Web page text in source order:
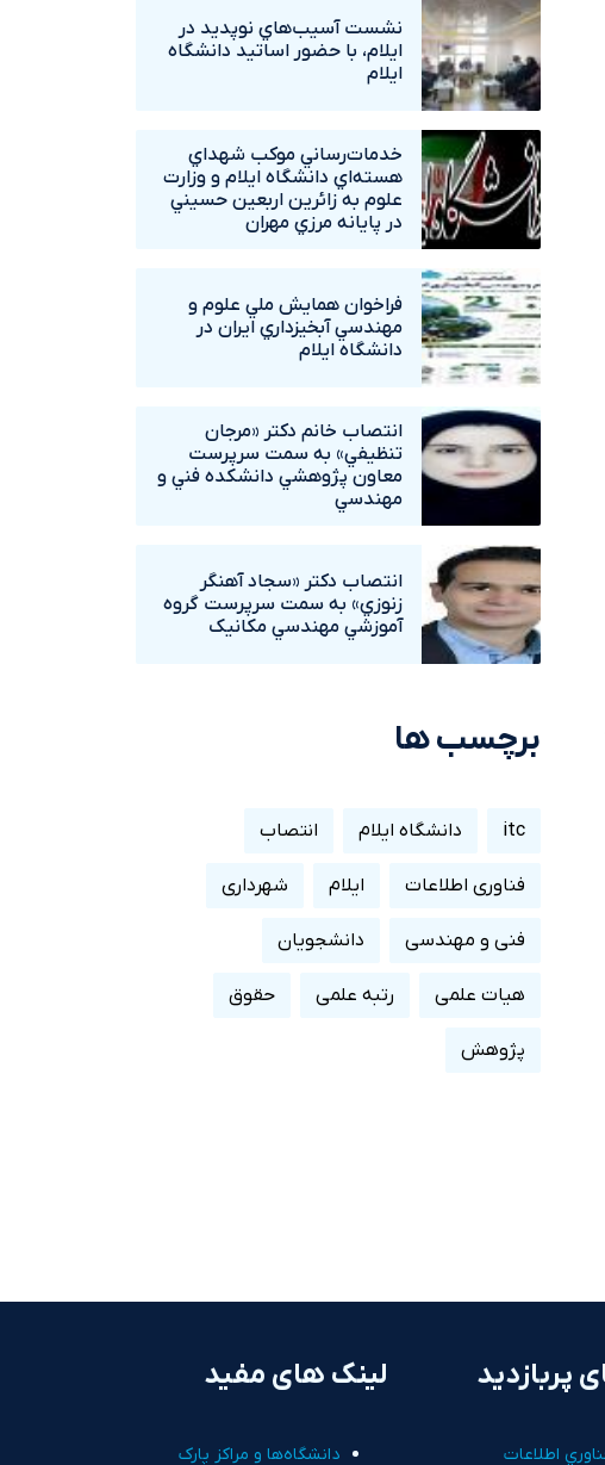
نشست آسيب‌هاي نوپديد در
ايلام، با حضور اساتيد دانشگاه
ايلام
خدمات‌رساني موکب شهداي
هسته‌اي دانشگاه ايلام و وزارت
علوم به زائرين اربعين حسيني
در پايانه مرزي مهران
فراخوان همايش ملي علوم و
مهندسي آبخيزداري ايران در
دانشگاه ايلام
انتصاب خانم دکتر «مرجان
تنظيفي» به سمت سرپرست
معاون پژوهشي دانشکده فني و
مهندسي
انتصاب دکتر «سجاد آهنگر
زنوزي» به سمت سرپرست گروه
آموزشي مهندسي مکانيک
برچسب ها
itc دانشگاه ایلام انتصاب
فناوری اطلاعات ایلام شهرداری
فنی و مهندسی دانشجویان
هیات علمی رتبه علمی حقوق
پژوهش
پربازدید
اطلاعات
لینک های مفید
دانشگاه‌ها و مراکز پارک